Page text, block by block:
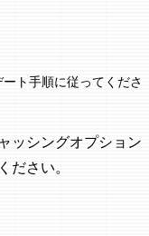
ト手順に従ってくださ
ッシングオプション
ださい。